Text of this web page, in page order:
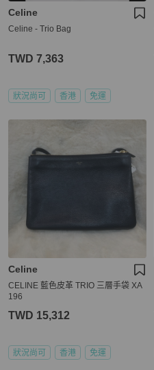
Celine
Celine - Trio Bag
TWD 7,363
狀況尚可 香港 免運
Celine
CELINE 藍色皮革 TRIO 三層手袋 XA
196
TWD 15,312
狀況尚可 香港 免運